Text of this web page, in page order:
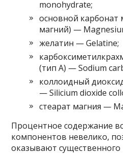
monohydrate;
основной карбонат
магний) —
желатин — Gelatine;
(тип А) — Sodium
коллоидный
— Silicium dioxide
стеарат магния —
Процентное содержание
компонентов невелико,
оказывают существенного